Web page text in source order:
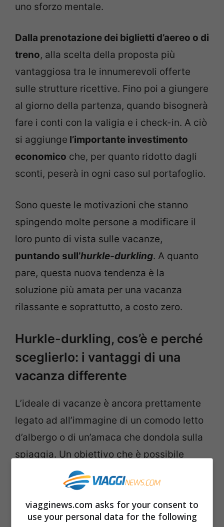
uno sforzo mentale.
Dalla prenotazione dei biglietti d’aereo o di
treno, alla scelta della proposta più
vantaggiosa tra le innumerevoli offerte
sulle strutture ricettive. Fino poi a giungere
al giorno della partenza, quando bisognerà
fare i conti con la valigia e i check-in. A ciò
si aggiunge l’importante investimento
economico che, per quanto ridotto dagli
sconti, peserà in ogni caso sul portafoglio.
Sono queste le motivazioni che stanno
spingendo molte persone a modificare il
loro punto di vista sulle vacanze,
puntando sull’hurkle-durkling. A quanto
pare, questa nuova tendenza è la
soluzione più amata per una vacanza
rilassante e soprattutto, a costo zero.
Hurkle-durkling, cos’è e perché
sceglierlo: i vantaggi di una
vacanza differente
L’ideale di vacanze è ancora prettamente
legato ad all’immagine di un comodo letto
d’albergo o di un’amaca che dondola sulla
spiaggia. Un obiettivo che è possibile
raggiungere, ma solo
affannati tra organizzazioni stressanti e
spese elevate. Il tutto considerando anche
il tempo impiegato per raggiungere la
viagginews.com asks for your consent to
use your personal data for the following